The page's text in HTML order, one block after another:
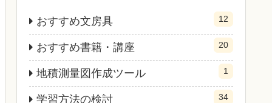
おすすめ文房具 12
おすすめ書籍・講座 20
地積測量図作成ツール 1
学習方法の検討 34